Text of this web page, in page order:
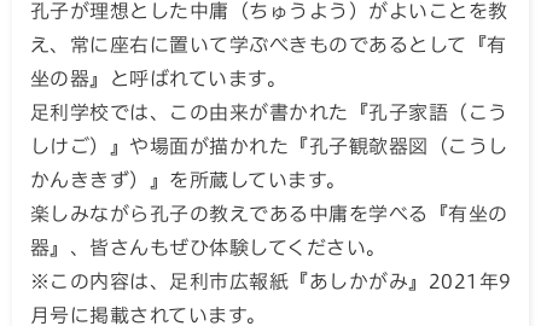
孔子が理想とした中庸（ちゅうよう）がよいことを教
え、常に座右に置いて学ぶべきものであるとして『有
坐の器』と呼ばれています。
足利学校では、この由来が書かれた『孔子家語（こう
しけご）』や場面が描かれた『孔子観欹器図（こうし
かんききず）』を所蔵しています。
楽しみながら孔子の教えである中庸を学べる『有坐の
器』、皆さんもぜひ体験してください。
※この内容は、足利市広報紙『あしかがみ』2021年9
月号に掲載されています。